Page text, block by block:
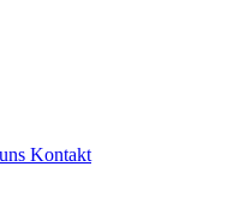
Kontakt